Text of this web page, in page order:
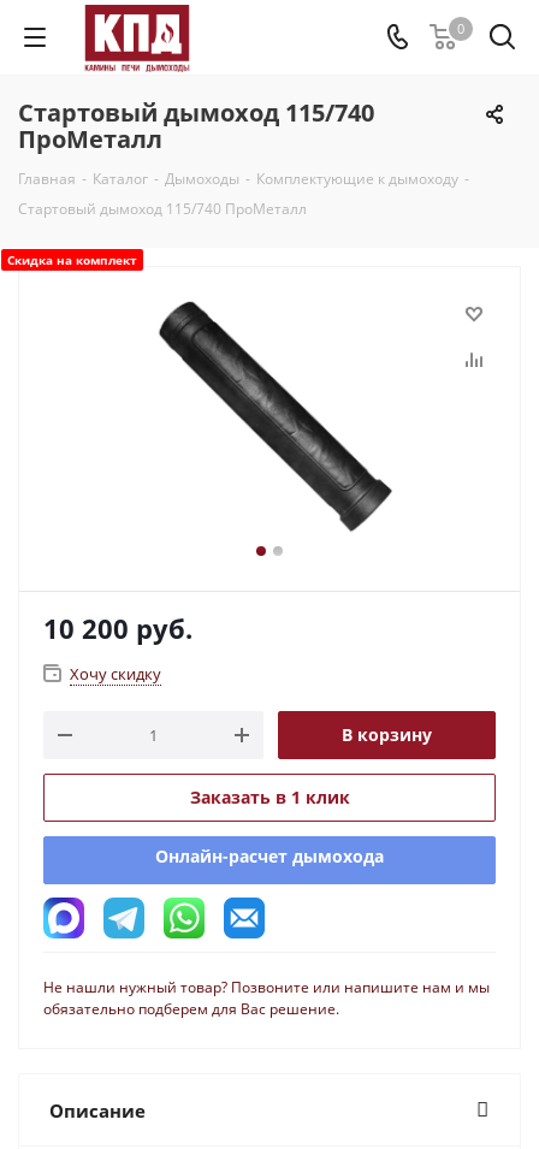
0
Стартовый дымоход 115/740
ПроМеталл
Главная - Каталог - Дымоходы - Комплектующие к дымоходу -
Стартовый дымоход 115/740 ПроМеталл
Скидка на комплект
10 200 руб.
Хочу скидку
В корзину
Заказать в 1 клик
Онлайн-расчет дымохода
Не нашли нужный товар? Позвоните или напишите нам и мы
обязательно подберем для Вас решение.
Описание